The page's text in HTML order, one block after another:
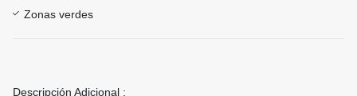
Zonas verdes
Descripción Adicional :